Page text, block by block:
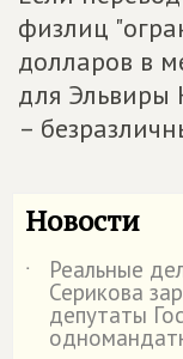
физлиц
долларов в
для Эльвиры
–
Новости
˙ Реальные
Серикова
депутаты